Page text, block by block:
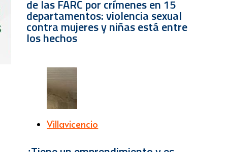
de las FARC por crímenes en 15
departamentos: violencia sexual
contra mujeres y niñas está entre
los hechos
Villavicencio